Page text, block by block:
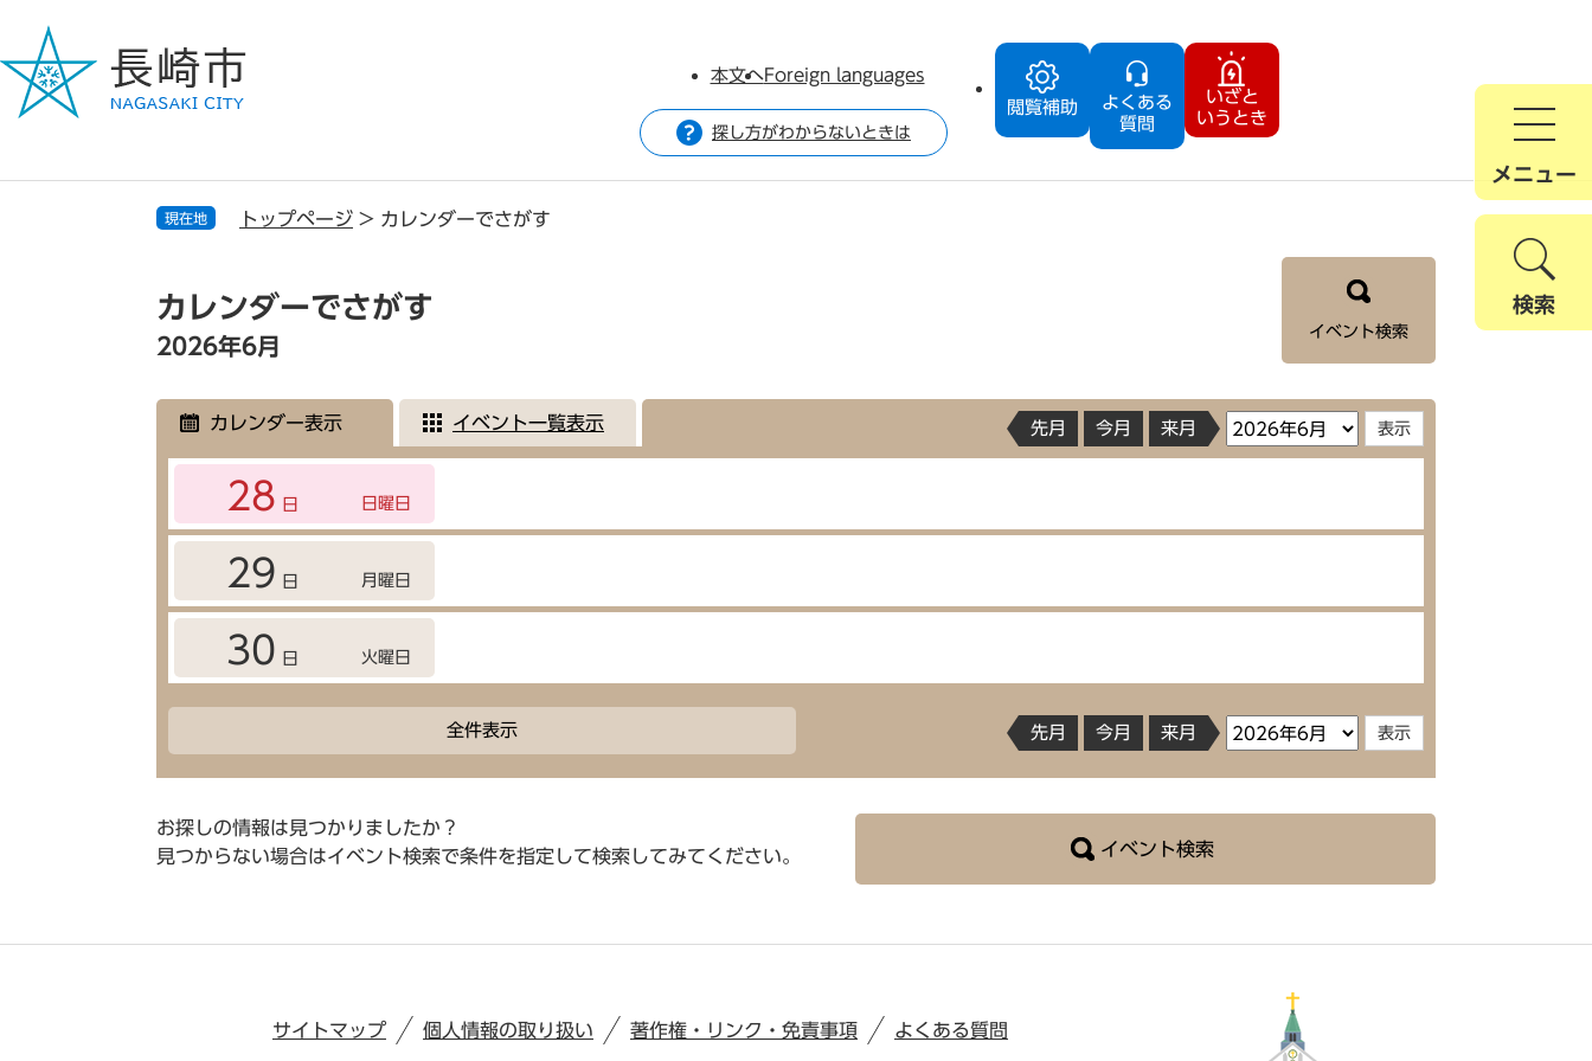
ジ
で
ュ
ば
閲覧補助
よくある
質問
いざと
いうとき
本文へForeign languages
探し方がわからないときは
メニュー
検索
現在地 トップページ > カレンダーでさがす
文
カレンダーでさがす
イベント検索
2026年6月
カレンダー表示 イベント一覧表示 先月 今月 来月
28 日 日曜日
29 日 月曜日
30 日 火曜日
全件表示 先月 今月 来月
お探しの情報は見つかりましたか？
見つからない場合はイベント検索で条件を指定して検索してみてください。
イベント検索
サイトマップ 個人情報の取り扱い 著作権・リンク・免責事項 よくある質問